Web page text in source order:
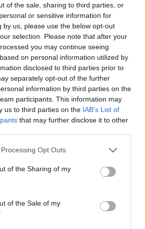
of the sale, sharing to third parties, or
or sensitive information for
by us, please use the below opt-out
selection. Please note that after your
you may continue seeing
on personal information utilized by
disclosed to third parties prior to
separately opt-out of the further
information by third parties on the
participants. This information may
us to third parties on the IAB’s List of
that may further disclose it to other
Opt Outs
of the Sharing of my
of the Sale of my
Orban)
(Târziu)
Loc (Ponta)